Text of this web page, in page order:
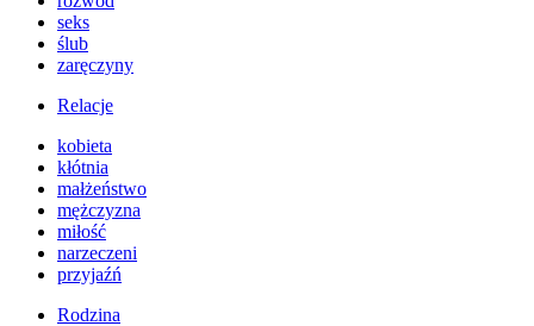
seks
ślub
zaręczyny
Relacje
kobieta
kłótnia
małżeństwo
mężczyzna
miłość
narzeczeni
przyjaźń
Rodzina